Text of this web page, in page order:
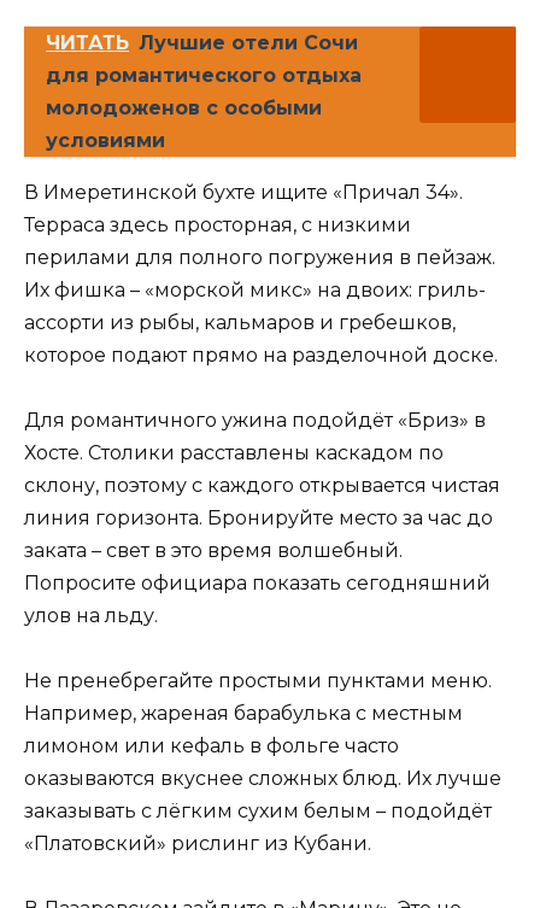
ЧИТАТЬ Лучшие отели Сочи
для романтического отдыха
молодоженов с особыми
условиями
В Имеретинской бухте ищите «Причал 34».
Терраса здесь просторная, с низкими
перилами для полного погружения в пейзаж.
Их фишка – «морской микс» на двоих: гриль-
ассорти из рыбы, кальмаров и гребешков,
которое подают прямо на разделочной доске.
Для романтичного ужина подойдёт «Бриз» в
Хосте. Столики расставлены каскадом по
склону, поэтому с каждого открывается чистая
линия горизонта. Бронируйте место за час до
заката – свет в это время волшебный.
Попросите официара показать сегодняшний
улов на льду.
Не пренебрегайте простыми пунктами меню.
Например, жареная барабулька с местным
лимоном или кефаль в фольге часто
оказываются вкуснее сложных блюд. Их лучше
заказывать с лёгким сухим белым – подойдёт
«Платовский» рислинг из Кубани.